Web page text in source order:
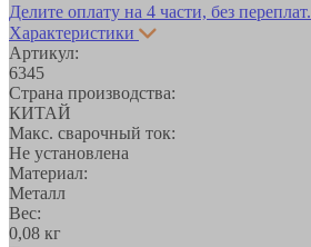
Делите оплату на 4 части, без переплат.
Характеристики
Артикул:
6345
Страна производства:
КИТАЙ
Макс. сварочный ток:
Не установлена
Материал:
Металл
Вес:
0,08 кг